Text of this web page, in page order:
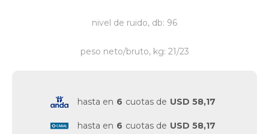
nivel de ruido, db: 96
peso neto/bruto, kg: 21/23
hasta en 6 cuotas de USD 58,17
hasta en 6 cuotas de USD 58,17